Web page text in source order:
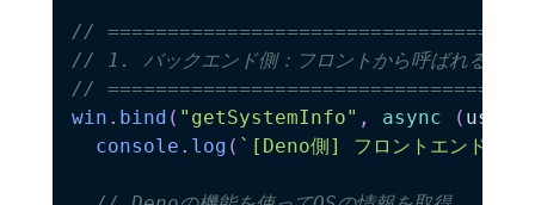
//
// 1. バックエンド側：フロントから呼ばれる関数
//
win . bind ( "getSystemInfo" , async (
console . log ( ` [Deno側] フロントエンドか